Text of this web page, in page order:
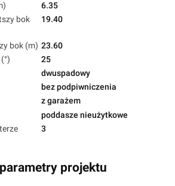
6.35
bok
19.40
bok (m) 23.60
25
dwuspadowy
bez podpiwniczenia
z garażem
poddasze nieużytkowe
3
projektu